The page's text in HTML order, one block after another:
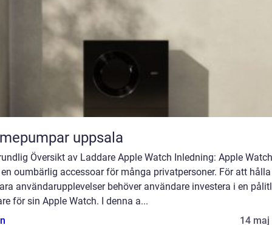
uppsala
Översikt av Laddare Apple Watch Inledning: Apple
oumbärlig accessoar för många privatpersoner. För att hålla
användarupplevelser behöver användare investera i en
för sin Apple Watch. I denna a...
14 maj